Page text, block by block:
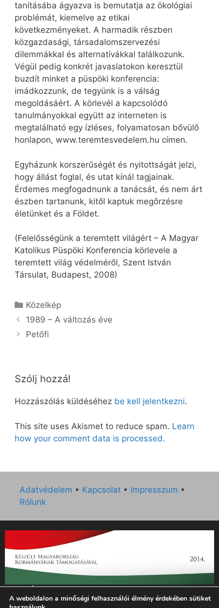
tanításába ágyazva is bemutatja az ökológiai
problémát, kiemelve az etikai
következményeket. A harmadik részben
közgazdasági, társadalomszervezési
dilemmákkal és alternatívákkal találkozunk.
Végül pedig konkrét javaslatokon keresztül
buzdít minket a püspöki konferencia:
imádkozzunk, de tegyünk is a válság
megoldásáért. A körlevél a kapcsolódó
tanulmányokkal együtt az interneten is
megtalálható egy ízléses, folyamatosan bővülő
honlapon, www.teremtesvedelem.hu címen.
Egyházunk korszerűségét és nyitottságát jelzi,
hogy állást foglal, és utat kínál tagjainak.
Érdemes megfogadnunk a tanácsát, és nem árt
észben tartanunk, kitől kaptuk megőrzésre
életünket és a Földet.
(Felelősségünk a teremtett világért – A Magyar
Katolikus Püspöki Konferencia körlevele a
teremtett világ védelméről, Szent István
Társulat, Budapest, 2008)
Kategória
Közelkép
1989 – A változás éve
Petőfi
Szólj hozzá!
Hozzászólás küldéséhez be kell jelentkezni.
This site uses Akismet to reduce spam. Learn
how your comment data is processed.
Adatvédelem • Kapcsolat • Impresszum •
Rólunk
„Az Új Ember katolikus hetilap 2014. évi működésének
támogatását az EGYH-KCP-14-P-0121 sz. támogatási
A weboldalon a minőségi felhasználói élmény érdekében sütiket